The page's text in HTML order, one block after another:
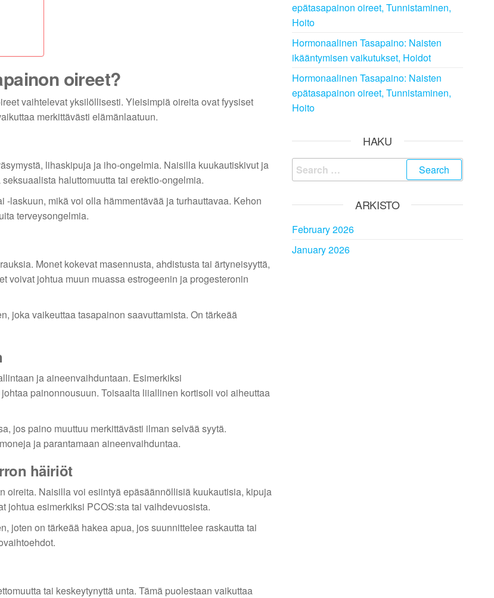
oireet?
vaihtelevat yksilöllisesti. Yleisimpiä oireita ovat fyysiset
merkittävästi elämänlaatuun.
lihaskipuja ja iho-ongelmia. Naisilla kuukautiskivut ja
haluttomuutta tai erektio-ongelmia.
laskuun, mikä voi olla hämmentävää ja turhauttavaa. Kehon
terveysongelmia.
Monet kokevat masennusta, ahdistusta tai ärtyneisyyttä,
voivat johtua muun muassa estrogeenin ja progesteronin
joka vaikeuttaa tasapainon saavuttamista. On tärkeää
ja aineenvaihduntaan. Esimerkiksi
painonnousuun. Toisaalta liiallinen kortisoli voi aiheuttaa
jos paino muuttuu merkittävästi ilman selvää syytä.
ja parantamaan aineenvaihduntaa.
häiriöt
oireita. Naisilla voi esiintyä epäsäännöllisiä kuukautisia, kipuja
johtua esimerkiksi PCOS:sta tai vaihdevuosista.
joten on tärkeää hakea apua, jos suunnittelee raskautta tai
tai keskeytynyttä unta. Tämä puolestaan vaikuttaa
epätasapainon oireet, Tunnistaminen,
Hoito
Hormonaalinen Tasapaino: Naisten
ikääntymisen vaikutukset, Hoidot
Hormonaalinen Tasapaino: Naisten
epätasapainon oireet, Tunnistaminen,
Hoito
HAKU
Search
for:
ARKISTO
February 2026
January 2026